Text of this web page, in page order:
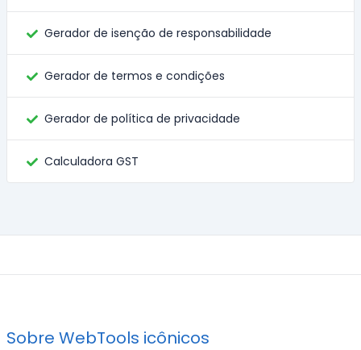
Gerador de isenção de responsabilidade
Gerador de termos e condições
Gerador de política de privacidade
Calculadora GST
Sobre WebTools icônicos